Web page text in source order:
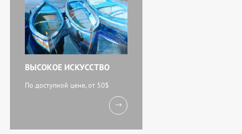
ВЫСОКОЕ ИСКУССТВО
По доступной цене, от 50$
Картина Абстракция
триптих, художник Бурда
Ярослав
71 920 UAH
художник Кокин Михаил